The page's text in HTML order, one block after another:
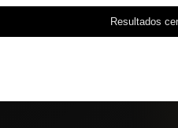
Resultados